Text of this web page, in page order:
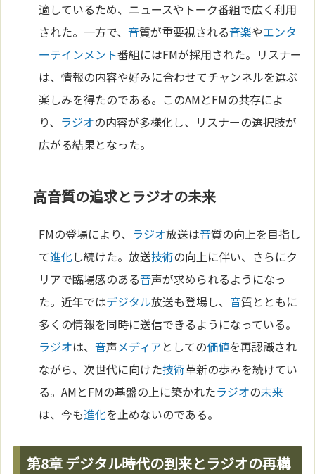
適しているため、ニュースやトーク番組で広く利用
された。一方で、音質が重要視される音楽やエンタ
ーテインメント番組にはFMが採用された。リスナー
は、情報の内容や好みに合わせてチャンネルを選ぶ
楽しみを得たのである。このAMとFMの共存によ
り、 ラジオの内容が多様化し、リスナーの選択肢が
広がる結果となった。
高音質の追求とラジオの未来
FMの登場により、 ラジオ放送は音質の向上を目指し
て進化し続けた。放送技術の向上に伴い、さらにク
リアで臨場感のある音声が求められるようになっ
た。近年ではデジタル放送も登場し、音質とともに
多くの情報を同時に送信できるようになっている。
ラジオは、音声メディアとしての価値を再認識され
ながら、次世代に向けた技術革新の歩みを続けてい
る。AMとFMの基盤の上に築かれたラジオの未来
は、今も進化を止めないのである。
第8章 デジタル時代の到来とラジオの再構